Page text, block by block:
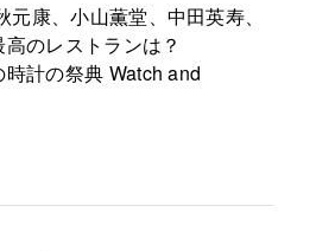
康、小山薫堂、中田英寿、
のレストランは？
計の祭典 Watch and